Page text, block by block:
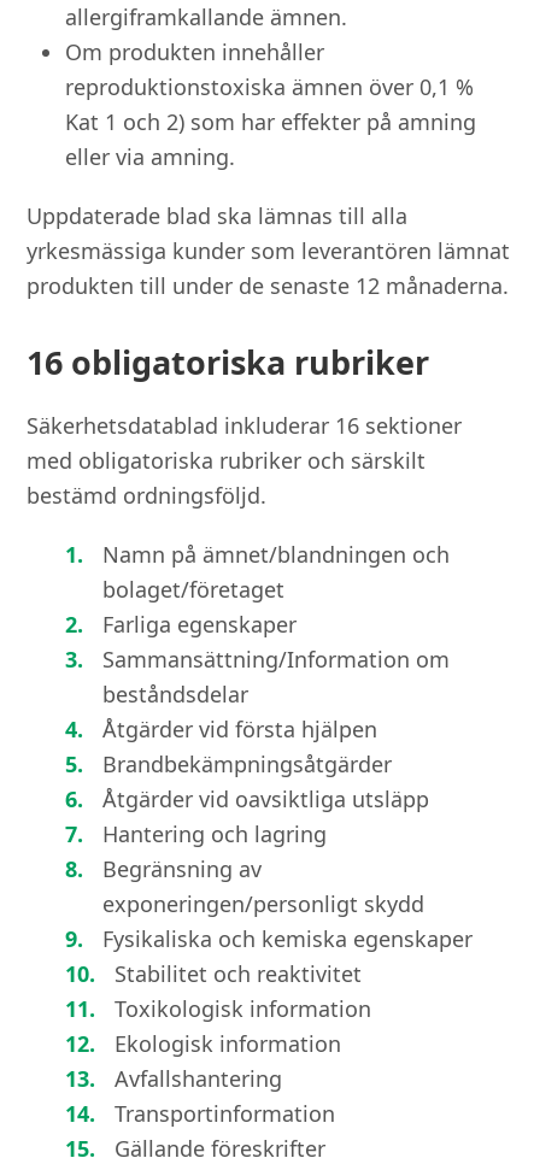
allergiframkallande ämnen.
Om produkten innehåller
reproduktionstoxiska ämnen över 0,1 %
Kat 1 och 2) som har effekter på amning
eller via amning.
Uppdaterade blad ska lämnas till alla
yrkesmässiga kunder som leverantören lämnat
produkten till under de senaste 12 månaderna.
16 obligatoriska rubriker
Säkerhetsdatablad inkluderar 16 sektioner
med obligatoriska rubriker och särskilt
bestämd ordningsföljd.
Namn på ämnet/blandningen och
bolaget/företaget
Farliga egenskaper
Sammansättning/Information om
beståndsdelar
Åtgärder vid första hjälpen
Brandbekämpningsåtgärder
Åtgärder vid oavsiktliga utsläpp
Hantering och lagring
Begränsning av
exponeringen/personligt skydd
Fysikaliska och kemiska egenskaper
Stabilitet och reaktivitet
Toxikologisk information
Ekologisk information
Avfallshantering
Transportinformation
Gällande föreskrifter